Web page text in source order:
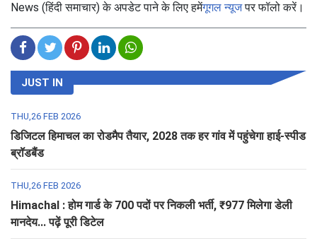
News (हिंदी समाचार) के अपडेट पाने के लिए हमेंगूगल न्यूजपर फॉलो करें।
JUST IN
THU,26 FEB 2026
डिजिटल हिमाचल का रोडमैप तैयार, 2028 तक हर गांव में पहुंचेगा हाई-स्पीड
ब्रॉडबैंड
THU,26 FEB 2026
Himachal : होम गार्ड के 700 पदों पर निकली भर्ती, ₹977 मिलेगा डेली
मानदेय... पढ़ें पूरी डिटेल